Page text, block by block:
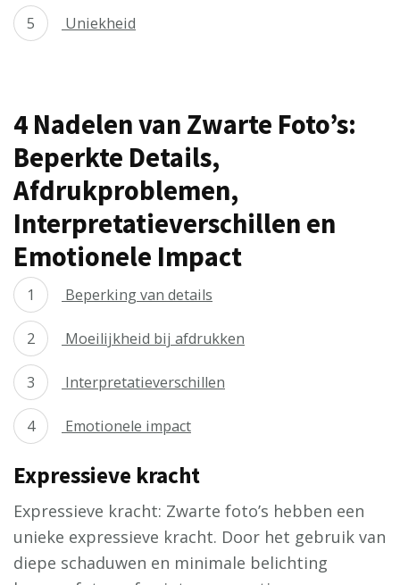
Uniekheid
4 Nadelen van Zwarte Foto’s:
Beperkte Details,
Afdrukproblemen,
Interpretatieverschillen en
Emotionele Impact
Beperking van details
Moeilijkheid bij afdrukken
Interpretatieverschillen
Emotionele impact
Expressieve kracht
Expressieve kracht: Zwarte foto’s hebben een
unieke expressieve kracht. Door het gebruik van
diepe schaduwen en minimale belichting